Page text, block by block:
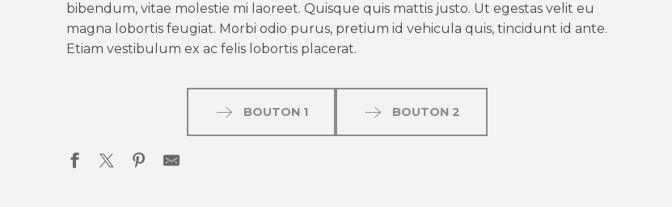
bibendum, vitae molestie mi laoreet. Quisque quis mattis justo. Ut egestas velit eu
magna lobortis feugiat. Morbi odio purus, pretium id vehicula quis, tincidunt id ante.
Etiam vestibulum ex ac felis lobortis placerat.
BOUTON 1 BOUTON 2